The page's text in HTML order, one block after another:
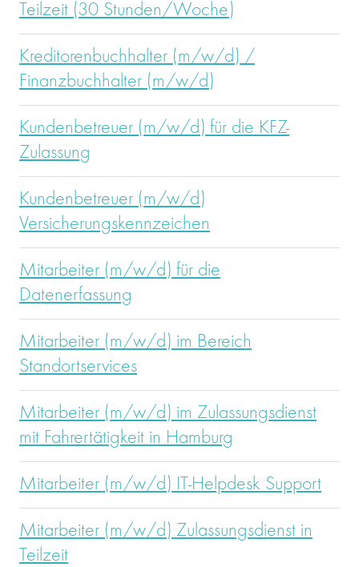
Teilzeit (30 Stunden/Woche)
Kreditorenbuchhalter (m/w/d) /
Finanzbuchhalter (m/w/d)
Kundenbetreuer (m/w/d) für die KFZ-
Zulassung
Kundenbetreuer (m/w/d)
Versicherungskennzeichen
Mitarbeiter (m/w/d) für die
Datenerfassung
Mitarbeiter (m/w/d) im Bereich
Standortservices
Mitarbeiter (m/w/d) im Zulassungsdienst
mit Fahrertätigkeit in Hamburg
Mitarbeiter (m/w/d) IT-Helpdesk Support
Mitarbeiter (m/w/d) Zulassungsdienst in
Teilzeit